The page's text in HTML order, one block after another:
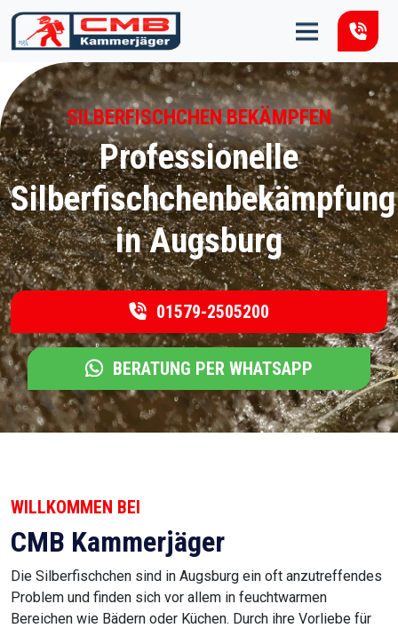
Zum Inhalt springen
SILBERFISCHCHEN BEKÄMPFEN
Professionelle
Silberfischchenbekämpfung
in Augsburg
01579-2505200
BERATUNG PER WHATSAPP
WILLKOMMEN BEI
CMB Kammerjäger
Die Silberfischchen sind in Augsburg ein oft anzutreffendes
Problem und finden sich vor allem in feuchtwarmen
Bereichen wie Bädern oder Küchen. Durch ihre Vorliebe für